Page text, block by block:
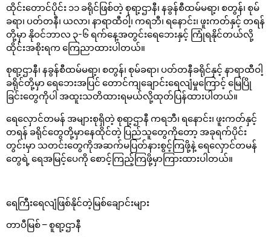
ထိုင်းတောင်ပိုင်း ၁၁ ခရိုင်ဖြစ်တဲ့ စုရာ့ဌာနီ၊ နခွန်စီထမ်မရာ့၊ စတွန်၊ စုမ်
ခရာ၊ ပတ်တနီ၊ ယလာ၊ နာရာထီဝါ့၊ ကရဘီ၊ ရနောင်း၊ ဖူးကတ်နှင့် တရန်
တို့မှာ နိုဝင်ဘာလ ၃-၆ ရက်နေ့အတွင်းရေဘေးနှင့် ကြုံရနိုင်တယ်လို့
ထိုင်းအစိုးရက ကြေညာထားပါတယ်။
စုရာ့ဌာနီ၊ နခွန်စီထမ်မရာ့၊ စတွန်၊ စုမ်ခရာ၊ ပတ်တနီခရိုင်နှင့် နာရာထီဝါ့
ခရိုင်တို့မှာ ရေဘေးအပြင် တောင်ကျချောင်းရေလျံမှုကြောင့် မြေပြို
ခြင်းတွေကိုပါ အထူးသတိထားရမယ်လို့ထုတ်ပြန်ထားပါတယ်။
ရေလှောင်တမန် အများစုရှိတဲ့ စုရာ့ဌာနီ ကရဘီ၊ ရနောင်း၊ ဖူးကတ်နှင့်
တရန် ခရိုင်တွေတို့မှာနေထိုင်တဲ့ ပြည်သူတွေကိုတော့ အခုရက်ပိုင်း
တွင်းမှာ သတင်းတွေကိုအဆက်မပြတ်နားစွင့်ကြဖို့နဲ့ ရေလှောင်တမန်
တွေရဲ့ ရေအမြင့်ပေကို စောင့်ကြည့်ကြဖို့မှာကြားထားပါတယ်။
ရေကြီးရေလျံဖြစ်နိုင်တဲ့မြစ်ချောင်းများ
တာပီမြစ် – စူရာ့ဌာနီ